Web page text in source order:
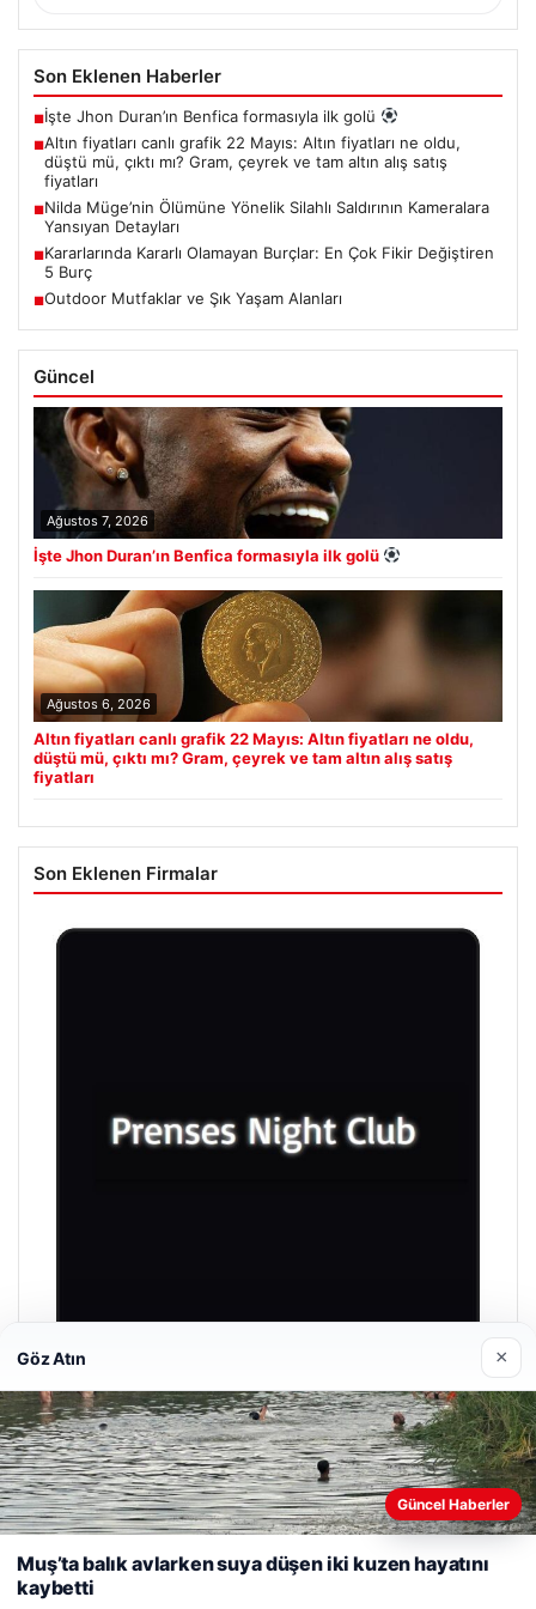
Son Eklenen Haberler
■İşte Jhon Duran’ın Benfica formasıyla ilk golü
■Altın fiyatları canlı grafik 22 Mayıs: Altın fiyatları ne oldu,
düştü mü, çıktı mı? Gram, çeyrek ve tam altın alış satış
fiyatları
■Nilda Müge’nin Ölümüne Yönelik Silahlı Saldırının Kameralara
Yansıyan Detayları
■Kararlarında Kararlı Olamayan Burçlar: En Çok Fikir Değiştiren
5 Burç
■Outdoor Mutfaklar ve Şık Yaşam Alanları
Güncel
Ağustos 7, 2026
İşte Jhon Duran’ın Benfica formasıyla ilk golü
Ağustos 6, 2026
Altın fiyatları canlı grafik 22 Mayıs: Altın fiyatları ne oldu,
düştü mü, çıktı mı? Gram, çeyrek ve tam altın alış satış
fiyatları
Son Eklenen Firmalar
Prenses Night Club
Nisan 29, 2026
Web sitemizi nasıl kullandığınızı daha iyi anlayabilmek,
kullanıyoruz.Çerez Politikamız
Göz Atın ×
Güncel Haberler
Muş’ta balık avlarken suya düşen iki kuzen hayatını
kaybetti